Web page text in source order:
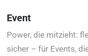
Event
Power, die mitzieht:
sicher – für Events,